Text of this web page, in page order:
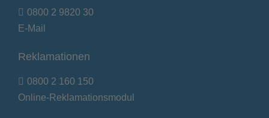
0800 2 9820 30
E-Mail
Reklamationen
0800 2 160 150
Online-Reklamationsmodul